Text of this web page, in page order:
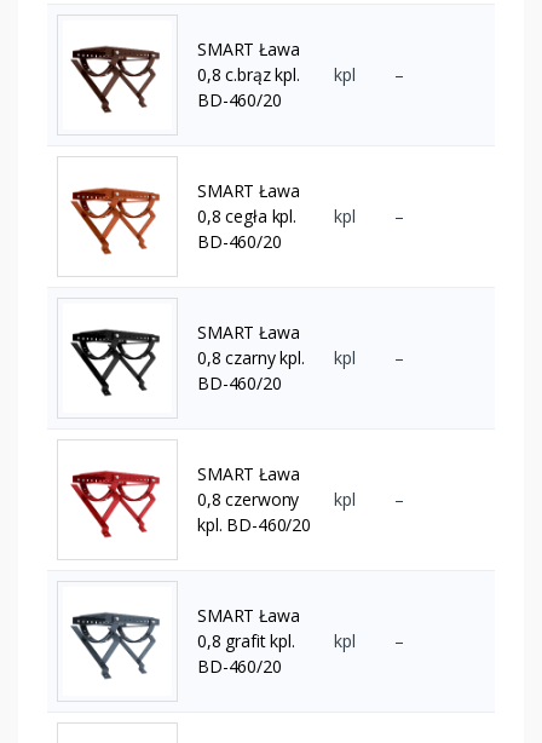
SMART Ława
0,8 c.brąz kpl.
BD-460/20
kpl –
SMART Ława
0,8 cegła kpl.
BD-460/20
kpl –
SMART Ława
0,8 czarny kpl.
BD-460/20
kpl –
SMART Ława
0,8 czerwony
kpl. BD-460/20
kpl –
SMART Ława
0,8 grafit kpl.
BD-460/20
kpl –